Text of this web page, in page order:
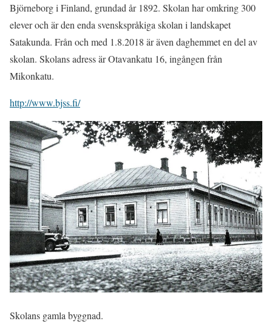
Björneborg i Finland, grundad år 1892. Skolan har omkring 300
elever och är den enda svenskspråkiga skolan i landskapet
Satakunda. Från och med 1.8.2018 är även daghemmet en del av
skolan. Skolans adress är Otavankatu 16, ingången från
Mikonkatu.
http://www.bjss.fi/
Skolans gamla byggnad.